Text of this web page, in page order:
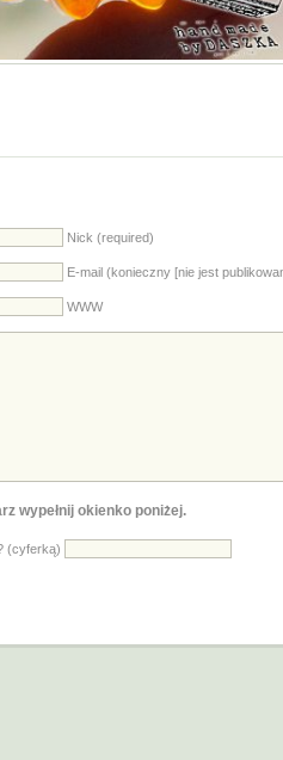
Nick (required)
E-mail (konieczny [nie jest
WWW
wypełnij okienko poniżej.
(cyferką)